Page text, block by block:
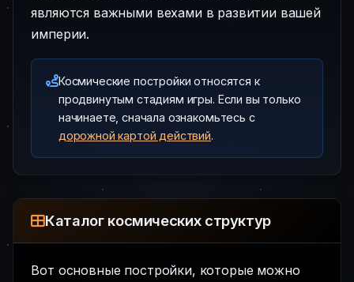
являются важными вехами в развитии вашей
империи.
Космические постройки относятся к
продвинутым стадиям игры. Если вы только
начинаете, сначала ознакомьтесь с
дорожной картой действий.
Каталог космических структур
Вот основные постройки, которые можно